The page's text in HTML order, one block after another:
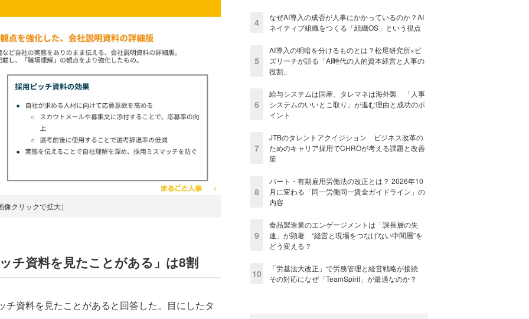
像クリックで拡大］
チ資料を見たことがある」は8割
資料を見たことがあると回答した。目にしたタ
4
なぜAI導入の成否が人事にかかっているのか？AI
ネイティブ組織をつくる「組織OS」という視点
5
AI導入の明暗を分けるものとは？松尾研究所×ビ
ズリーチが語る「AI時代の人的資本経営と人事の
役割」
6
給与システムは国産、タレマネは海外製 「人事
システムのいいとこ取り」が進む理由と成功のポ
イント
7
JTBのタレントアクイジション ビジネス改革の
ためのキャリア採用でCHROが考える課題と改善
策
8
パート・有期雇用労働法の改正とは？ 2026年10
月に変わる「同一労働同一賃金ガイドライン」の
内容
9
食品製造業のエンゲージメントは「課長層の失
速」が顕著 “経営と現場をつなげない中間層”を
どう変える？
10
「労基法大改正」で労務管理と経営戦略が接続
その対応になぜ「TeamSpirit」が最適なのか？